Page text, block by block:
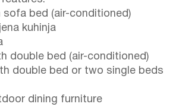
sofa bed (air-conditioned)
kuhinja
double bed (air-conditioned)
double bed or two single beds
dining furniture